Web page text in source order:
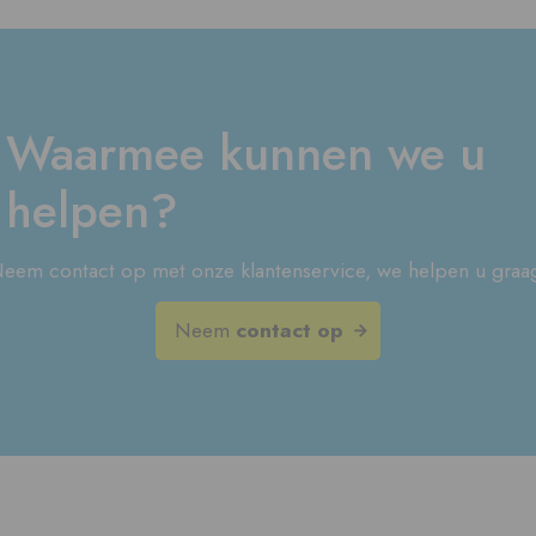
Waarmee kunnen we u
helpen?
contact op met onze klantenservice, we helpen u
Neem contact op